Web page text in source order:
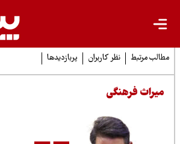
مرتبط نظر کاربران پربازدیدها
فرهنگی